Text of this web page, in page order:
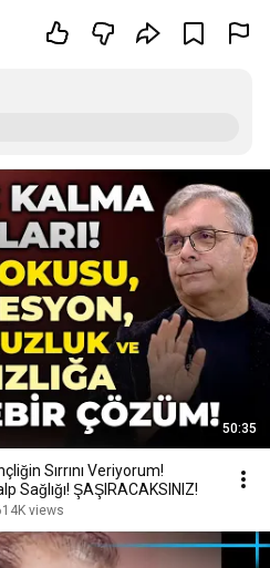
50:35
Sırrını Veriyorum!
Sağlığı! ŞAŞIRACAKSINIZ!
views